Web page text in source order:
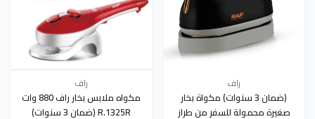
راف
(ضمان 3 سنوات) مكواة بخار
صغيرة محمولة للسفر من طراز
راف
مكواه ملابس بخار راف 880 وات
R.1325R (ضمان 3 سنوات)